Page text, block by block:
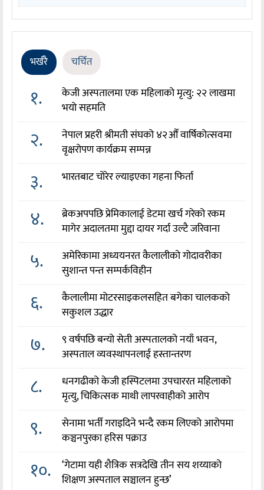
भर्खरै चर्चित
१.
केजी अस्पतालमा एक महिलाको मृत्यु: २२ लाखमा
भयो सहमति
२.
नेपाल प्रहरी श्रीमती संघको ४२औँ वार्षिकोत्सवमा
वृक्षरोपण कार्यक्रम सम्पन्न
३. भारतबाट चोरेर ल्याइएका गहना फिर्ता
४.
ब्रेकअपपछि प्रेमिकालाई डेटमा खर्च गरेको रकम
मागेर अदालतमा मुद्दा दायर गर्दा उल्टै जरिवाना
५.
अमेरिकामा अध्ययनरत कैलालीको गोदावरीका
सुशान्त पन्त सम्पर्कविहीन
६.
कैलालीमा मोटरसाइकलसहित बगेका चालकको
सकुशल उद्धार
७.
९ वर्षपछि बन्यो सेती अस्पतालको नयाँ भवन,
अस्पताल व्यवस्थापनलाई हस्तान्तरण
८.
धनगढीको केजी हस्पिटलमा उपचाररत महिलाको
मृत्यु, चिकित्सक माथी लापरवाहीको आरोप
९.
सेनामा भर्ती गराइदिने भन्दै रकम लिएको आरोपमा
कञ्चनपुरका हरिस पक्राउ
१०.
‘गेटामा यही शैत्रिक सत्रदेखि तीन सय शय्याको
शिक्षण अस्पताल सञ्चालन हुन्छ’